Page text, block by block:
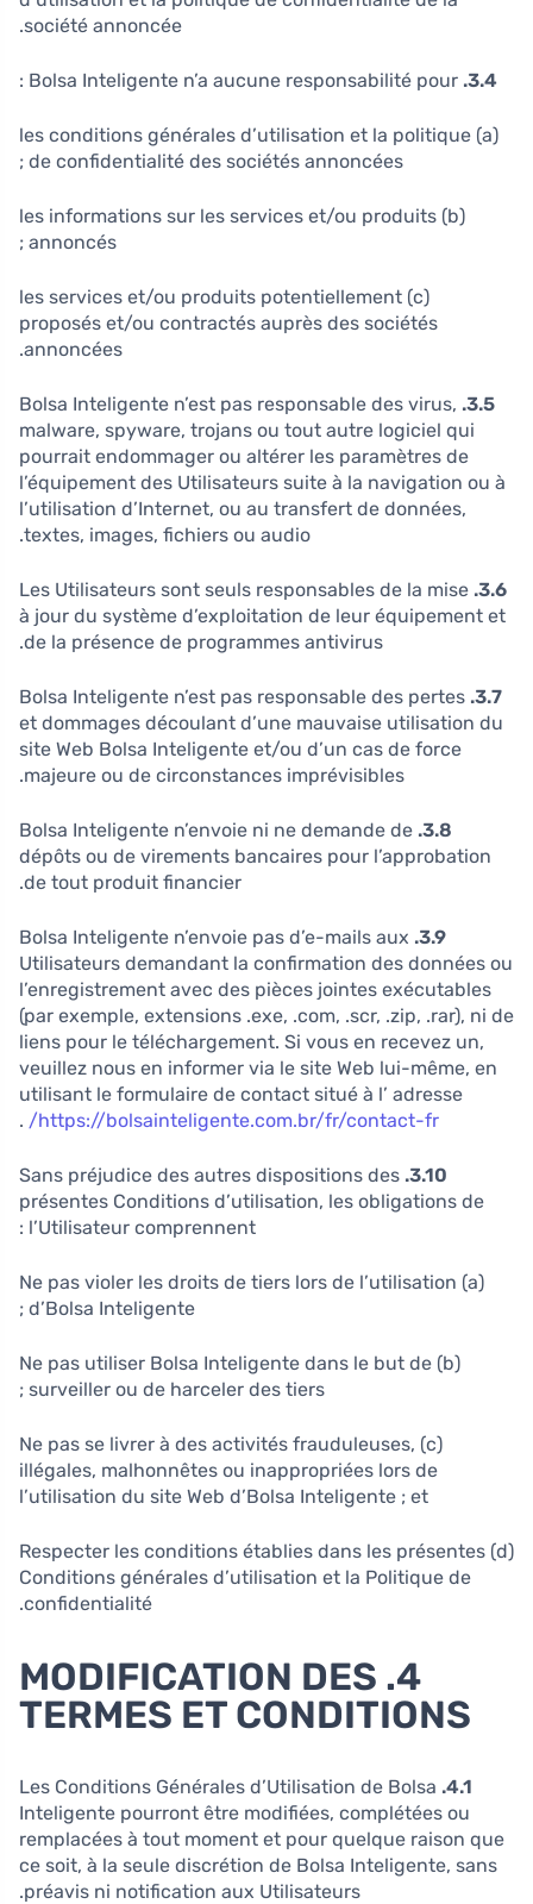
société annoncée.
3.4.
(a) les conditions générales d’utilisation et la politique
de confidentialité des sociétés annoncées ;
(b) les informations sur les services et/ou produits
annoncés ;
(c) les services et/ou produits potentiellement
proposés et/ou contractés auprès des sociétés
annoncées.
3.5.
Bolsa Inteligente n’est pas responsable des virus,
malware, spyware, trojans ou tout autre logiciel qui
pourrait endommager ou altérer les paramètres de
l’équipement des Utilisateurs suite à la navigation ou à
l’utilisation d’Internet, ou au transfert de données,
textes, images, fichiers ou audio.
3.6.
Les Utilisateurs sont seuls responsables de la mise
à jour du système d’exploitation de leur équipement et
de la présence de programmes antivirus.
3.7.
Bolsa Inteligente n’est pas responsable des pertes
et dommages découlant d’une mauvaise utilisation du
site Web Bolsa Inteligente et/ou d’un cas de force
majeure ou de circonstances imprévisibles.
3.8.
Bolsa Inteligente n’envoie ni ne demande de
dépôts ou de virements bancaires pour l’approbation
de tout produit financier.
3.9.
Bolsa Inteligente n’envoie pas d’e-mails aux
Utilisateurs demandant la confirmation des données ou
l’enregistrement avec des pièces jointes exécutables
(par exemple, extensions .exe, .com, .scr, .zip, .rar), ni de
liens pour le téléchargement. Si vous en recevez un,
veuillez nous en informer via le site Web lui-même, en
utilisant le formulaire de contact situé à l’ adresse
https://bolsainteligente.com.br/fr/contact-fr/
.
3.10.
Sans préjudice des autres dispositions des
présentes Conditions d’utilisation, les obligations de
l’Utilisateur comprennent :
(a) Ne pas violer les droits de tiers lors de l’utilisation
d’Bolsa Inteligente ;
(b) Ne pas utiliser Bolsa Inteligente dans le but de
surveiller ou de harceler des tiers ;
(c) Ne pas se livrer à des activités frauduleuses,
illégales, malhonnêtes ou inappropriées lors de
l’utilisation du site Web d’Bolsa Inteligente ; et
(d) Respecter les conditions établies dans les présentes
Conditions générales d’utilisation et la Politique de
confidentialité.
4. MODIFICATION DES
TERMES ET CONDITIONS
4.1.
Les Conditions Générales d’Utilisation de Bolsa
Inteligente pourront être modifiées, complétées ou
remplacées à tout moment et pour quelque raison que
ce soit, à la seule discrétion de Bolsa Inteligente, sans
préavis ni notification aux Utilisateurs.